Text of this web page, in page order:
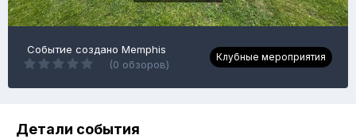
Событие создано Memphis
(0 обзоров)
Клубные мероприятия
Детали события